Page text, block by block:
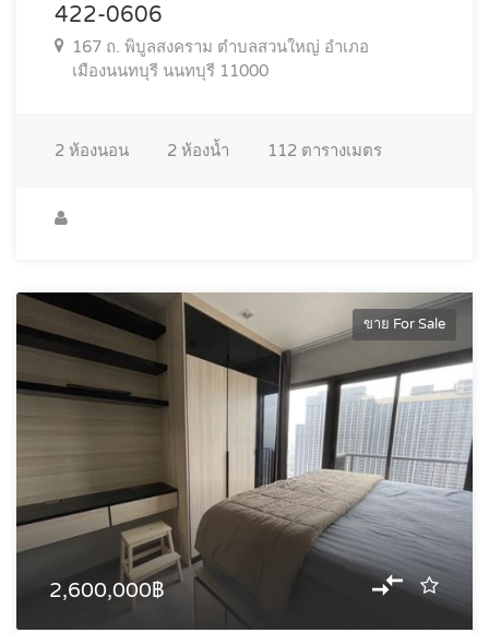
422-0606
167 ถ. พิบูลสงคราม ตำบลสวนใหญ่ อำเภอ
เมืองนนทบุรี นนทบุรี 11000
2 ห้องนอน 2 ห้องน้ำ 112 ตารางเมตร
ขาย For Sale
2,600,000฿